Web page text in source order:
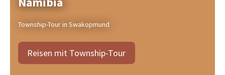
Township-Tour in Swakopmund
Reisen mit Township-Tour